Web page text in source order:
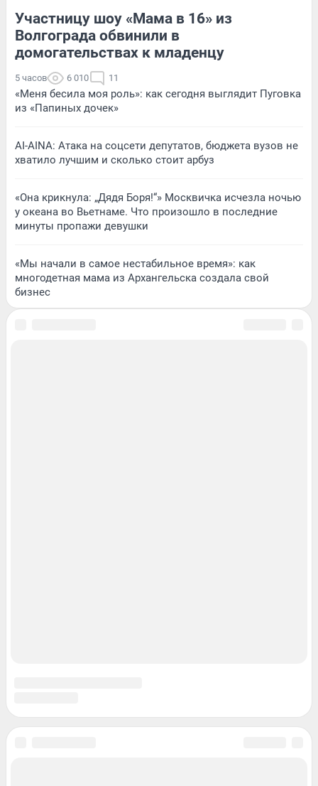
Участницу шоу «Мама в 16» из
Волгограда обвинили в
домогательствах к младенцу
5 часов 6 010 11
«Меня бесила моя роль»: как сегодня выглядит Пуговка
из «Папиных дочек»
AI-AINA: Атака на соцсети депутатов, бюджета вузов не
хватило лучшим и сколько стоит арбуз
«Она крикнула: „Дядя Боря!“» Москвичка исчезла ночью
у океана во Вьетнаме. Что произошло в последние
минуты пропажи девушки
«Мы начали в самое нестабильное время»: как
многодетная мама из Архангельска создала свой
бизнес